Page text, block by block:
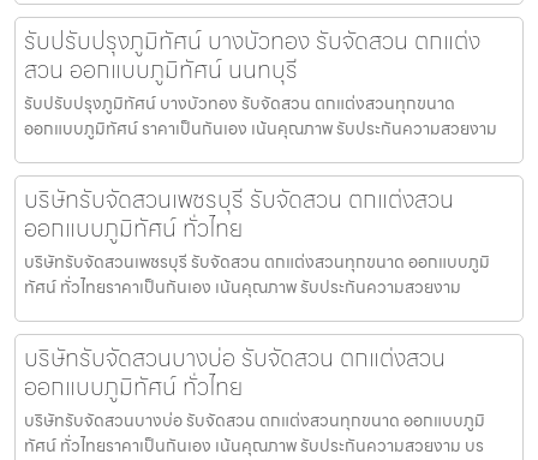
รับปรับปรุงภูมิทัศน์ บางบัวทอง รับจัดสวน ตกแต่ง
สวน ออกแบบภูมิทัศน์ นนทบุรี
รับปรับปรุงภูมิทัศน์ บางบัวทอง รับจัดสวน ตกแต่งสวนทุกขนาด
ออกแบบภูมิทัศน์ ราคาเป็นกันเอง เน้นคุณภาพ รับประกันความสวยงาม
บริษัทรับจัดสวนเพชรบุรี รับจัดสวน ตกแต่งสวน
ออกแบบภูมิทัศน์ ทั่วไทย
บริษัทรับจัดสวนเพชรบุรี รับจัดสวน ตกแต่งสวนทุกขนาด ออกแบบภูมิ
ทัศน์ ทั่วไทยราคาเป็นกันเอง เน้นคุณภาพ รับประกันความสวยงาม
บริษัทรับจัดสวนบางบ่อ รับจัดสวน ตกแต่งสวน
ออกแบบภูมิทัศน์ ทั่วไทย
บริษัทรับจัดสวนบางบ่อ รับจัดสวน ตกแต่งสวนทุกขนาด ออกแบบภูมิ
ทัศน์ ทั่วไทยราคาเป็นกันเอง เน้นคุณภาพ รับประกันความสวยงาม บร